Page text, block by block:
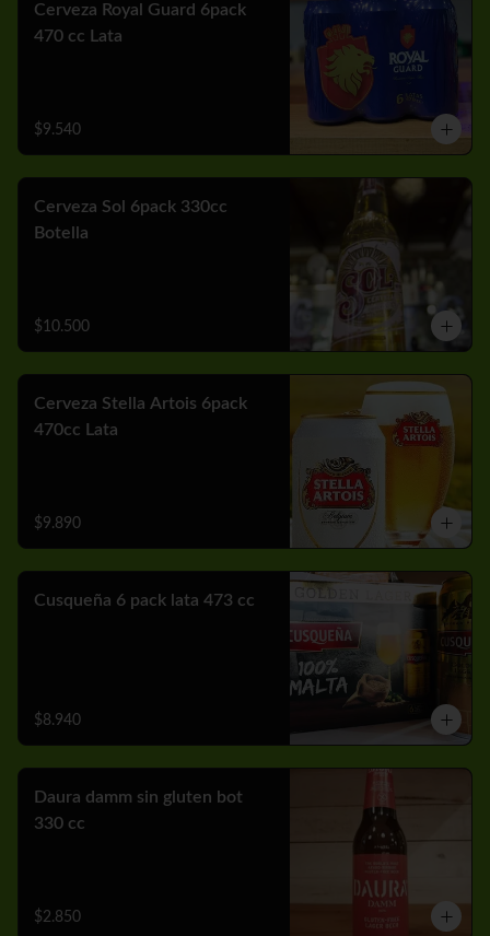
Cerveza Royal Guard 6pack
470 cc Lata
$9.540
Cerveza Sol 6pack 330cc
Botella
$10.500
Cerveza Stella Artois 6pack
470cc Lata
$9.890
Cusqueña 6 pack lata 473 cc
$8.940
Daura damm sin gluten bot
330 cc
$2.850